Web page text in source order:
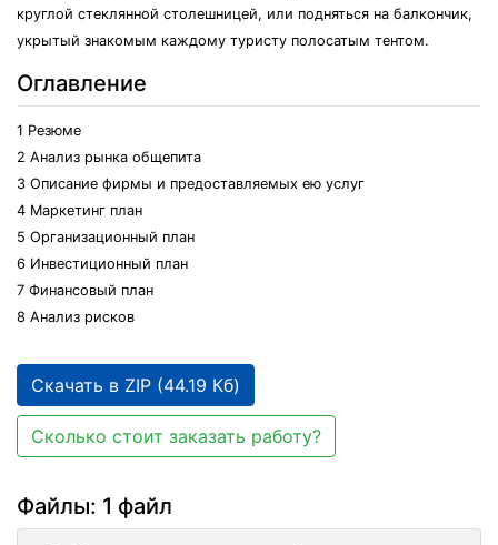
круглой стеклянной столешницей, или подняться на балкончик,
укрытый знакомым каждому туристу полосатым тентом.
Оглавление
1 Резюме
2 Анализ рынка общепита
3 Описание фирмы и предоставляемых ею услуг
4 Маркетинг план
5 Организационный план
6 Инвестиционный план
7 Финансовый план
8 Анализ рисков
Скачать в ZIP (44.19 Кб)
Сколько стоит заказать работу?
Файлы: 1 файл